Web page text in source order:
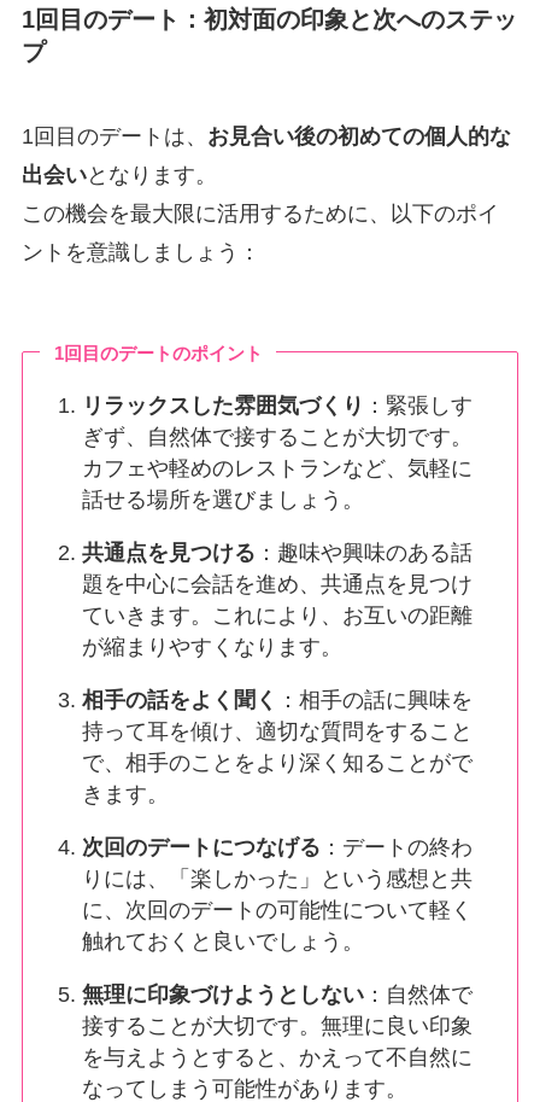
1回目のデート：初対面の印象と次へのステッ
プ
1回目のデートは、 お見合い後の初めての個人的な
出会いとなります。
この機会を最大限に活用するために、以下のポイ
ントを意識しましょう：
1回目のデートのポイント
リラックスした雰囲気づくり ：緊張しす
ぎず、自然体で接することが大切です。
カフェや軽めのレストランなど、気軽に
話せる場所を選びましょう。
共通点を見つける ：趣味や興味のある話
題を中心に会話を進め、共通点を見つけ
ていきます。これにより、お互いの距離
が縮まりやすくなります。
相手の話をよく聞く
：相手の話に興味を
持って耳を傾け、適切な質問をすること
で、相手のことをより深く知ることがで
きます。
次回のデートにつなげる ：デートの終わ
りには、「楽しかった」という感想と共
に、次回のデートの可能性について軽く
触れておくと良いでしょう。
無理に印象づけようとしない ：自然体で
接することが大切です。無理に良い印象
を与えようとすると、かえって不自然に
なってしまう可能性があります。